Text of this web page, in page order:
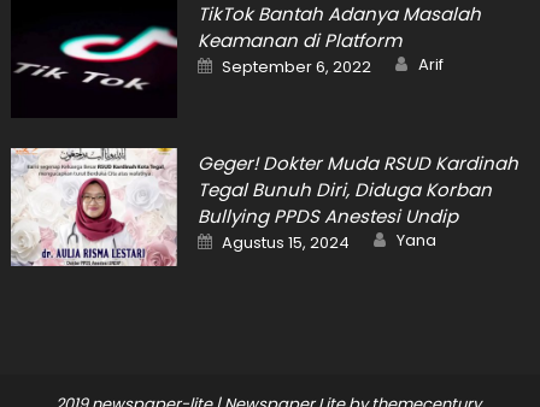
TikTok Bantah Adanya Masalah
Keamanan di Platform
Posted
on
September 6, 2022 Author
Arif
Geger! Dokter Muda RSUD Kardinah
Tegal Bunuh Diri, Diduga Korban
Bullying PPDS Anestesi Undip
Posted
on
Agustus 15, 2024 Author
Yana